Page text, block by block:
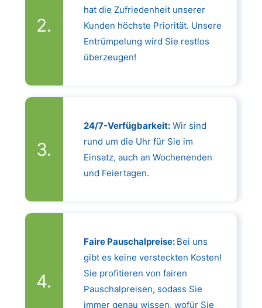
hat die Zufriedenheit unserer
Kunden höchste Priorität. Unsere
Entrümpelung wird Sie restlos
überzeugen!
24/7-Verfügbarkeit:Wir sind
rund um die Uhr für Sie im
Einsatz, auch an Wochenenden
und Feiertagen.
Faire Pauschalpreise: Bei uns
gibt es keine versteckten Kosten!
Sie profitieren von fairen
Pauschalpreisen, sodass Sie
immer genau wissen, wofür Sie